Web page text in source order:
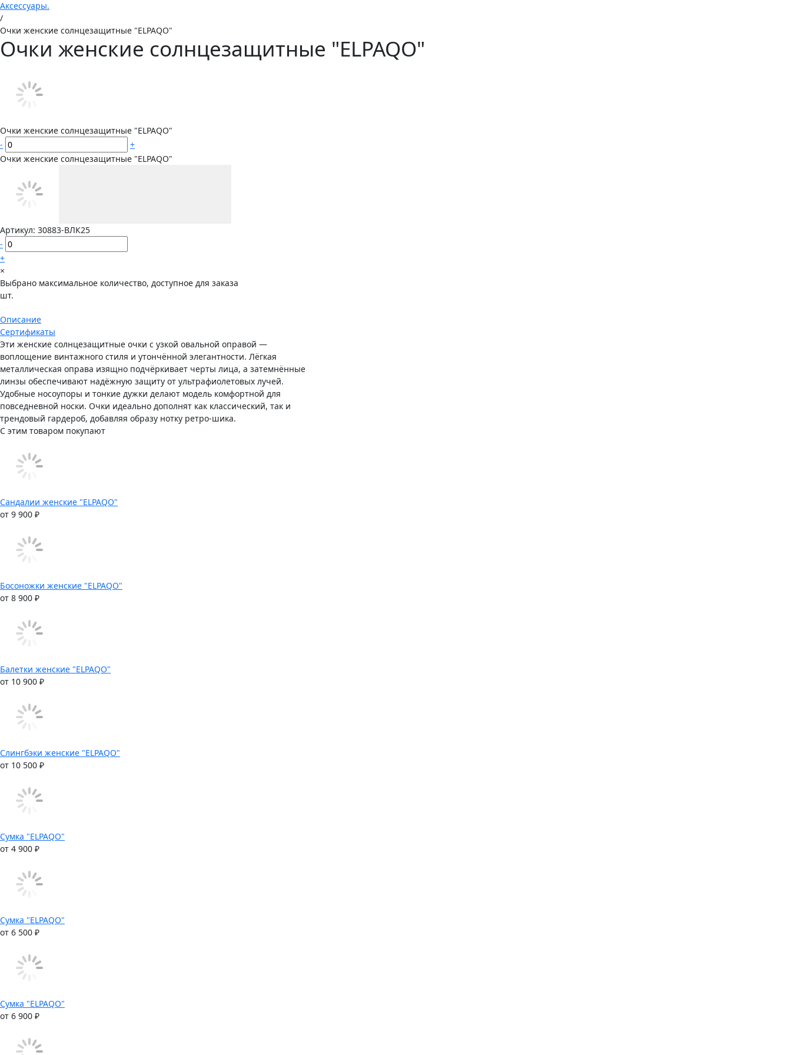
Аксессуары.
/
Очки женские солнцезащитные "ELPAQO"
Очки женские солнцезащитные "ELPAQO"
Очки женские солнцезащитные "ELPAQO"
-
+
Очки женские солнцезащитные "ELPAQO"
Артикул: 30883-ВЛК25
-
+
×
Выбрано максимальное количество, доступное для заказа
шт.
Описание
Сертификаты
Эти женские солнцезащитные очки с узкой овальной оправой —
воплощение винтажного стиля и утончённой элегантности. Лёгкая
металлическая оправа изящно подчёркивает черты лица, а затемнённые
линзы обеспечивают надёжную защиту от ультрафиолетовых лучей.
Удобные носоупоры и тонкие дужки делают модель комфортной для
повседневной носки. Очки идеально дополнят как классический, так и
трендовый гардероб, добавляя образу нотку ретро-шика.
С этим товаром покупают
Сандалии женские "ELPAQO"
от 9 900 ₽
Босоножки женские "ELPAQO"
от 8 900 ₽
Балетки женские "ELPAQO"
от 10 900 ₽
Слингбэки женские "ELPAQO"
от 10 500 ₽
Сумка "ELPAQO"
от 4 900 ₽
Сумка "ELPAQO"
от 6 500 ₽
Сумка "ELPAQO"
от 6 900 ₽